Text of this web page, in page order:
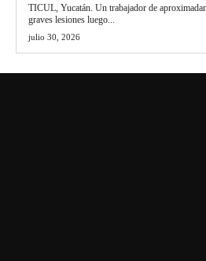
TICUL, Yucatán. Un trabajador de
graves lesiones luego...
julio 30, 2026